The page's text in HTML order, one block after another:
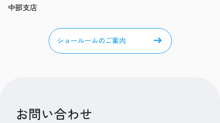
中部支店
ショールームのご案内
お問い合わせ